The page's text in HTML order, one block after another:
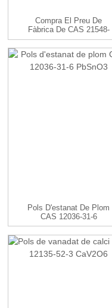
Compra El Preu De
Fàbrica De CAS 21548-
73-2 Silver Sulf...
Pols D'estanat De Plom
CAS 12036-31-6
PbSnO3